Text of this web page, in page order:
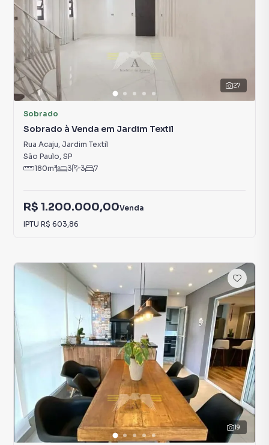
27
Sobrado
Sobrado à Venda em Jardim Textil
Rua Acaju, Jardim Textil
São Paulo, SP
180m² 3 3 7
R$ 1.200.000,00Venda
IPTU R$ 603,86
19